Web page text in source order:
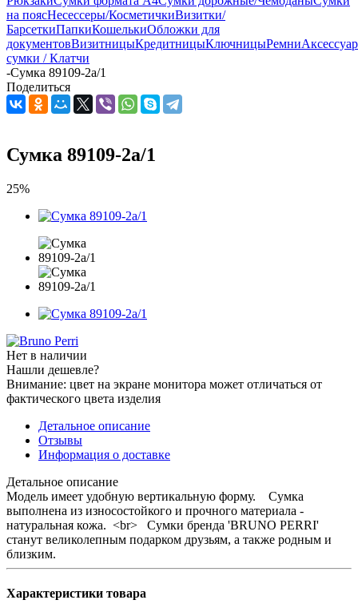
на поясНесессеры/КосметичкиВизитки/
БарсеткиПапкиКошелькиОбложки для
документовВизитницыКредитницыКлючницыРемни
сумки / Клатчи
-Сумка 89109-2a/1
Поделиться
Сумка 89109-2a/1
25%
Нет в наличии
Нашли дешевле?
Внимание: цвет на экране монитора может отличаться от
фактического цвета изделия
Детальное описание
Отзывы
Информация о доставке
Детальное описание
Модель имеет удобную вертикальную форму. Сумка
выполнена из износостойкого и прочного материала -
натуральная кожа. <br> Сумки бренда 'BRUNO PERRI'
станут великолепным подарком друзьям, а также родным и
близким.
Характеристики товара